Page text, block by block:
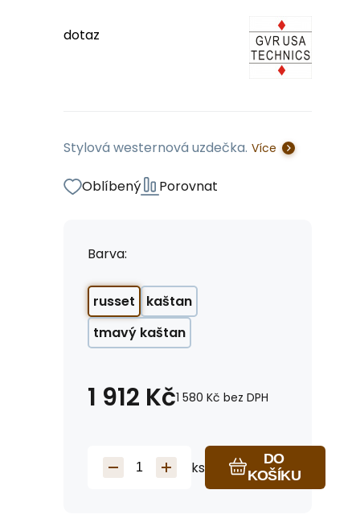
dotaz
Stylová westernová uzdečka. Více
Oblíbený Porovnat
Barva:
russet
kaštan
tmavý kaštan
1 912 Kč1 580 Kč bez DPH
ks
DO
KOŠÍKU